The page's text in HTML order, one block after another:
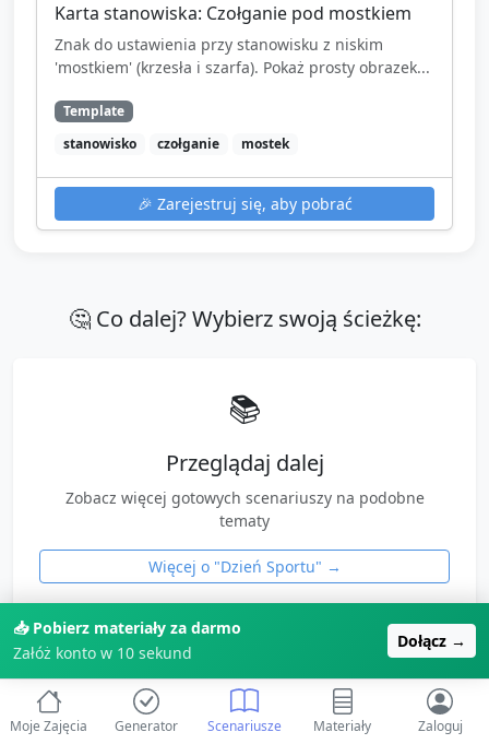
Karta stanowiska: Czołganie pod mostkiem
Znak do ustawienia przy stanowisku z niskim
'mostkiem' (krzesła i szarfa). Pokaż prosty obrazek...
Template
stanowisko
czołganie mostek
🎉 Zarejestruj się, aby pobrać
🤔 Co dalej? Wybierz swoją ścieżkę:
📚
Przeglądaj dalej
Zobacz więcej gotowych scenariuszy na podobne
tematy
Więcej o "Dzień Sportu" →
✨ Polecamy
🤖
📥 Pobierz materiały za darmo
Załóż konto w 10 sekund
Dołącz →
Moje Zajęcia Generator Scenariusze Materiały Zaloguj